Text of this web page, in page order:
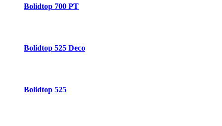
Bolidtop 700 PT
Bolidtop 525 Deco
Bolidtop 525